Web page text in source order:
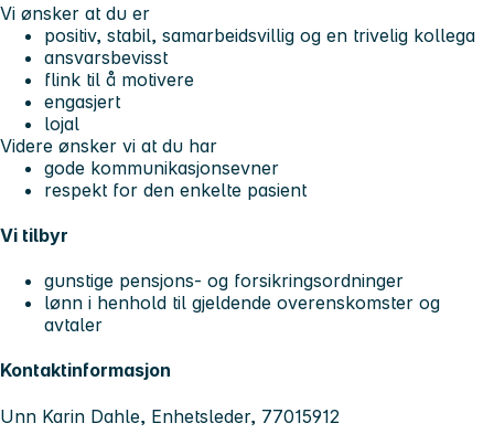
Vi ønsker at du er
positiv, stabil, samarbeidsvillig og en trivelig kollega
ansvarsbevisst
flink til å motivere
engasjert
lojal
Videre ønsker vi at du har
gode kommunikasjonsevner
respekt for den enkelte pasient
Vi tilbyr
gunstige pensjons- og forsikringsordninger
lønn i henhold til gjeldende overenskomster og
avtaler
Kontaktinformasjon
Unn Karin Dahle, Enhetsleder, 77015912